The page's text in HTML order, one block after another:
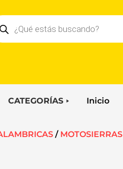
CATEGORÍAS Inicio
/ MOTOSIERRAS